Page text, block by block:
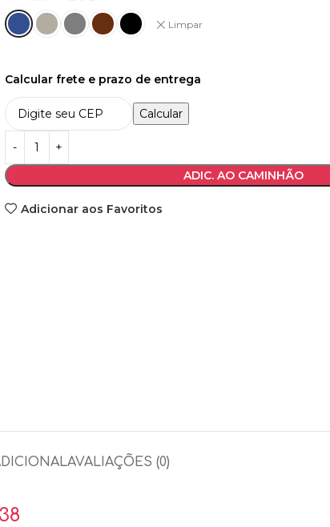
Limpar
Calcular frete e prazo de entrega
Calcular
ADIC. AO CAMINHÃO
Adicionar aos Favoritos
AVALIAÇÕES (0)